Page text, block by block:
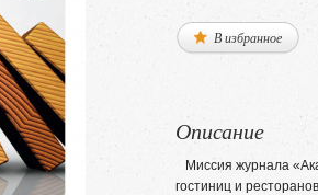
В избранное
Описание
Миссия журнала
гостиниц и